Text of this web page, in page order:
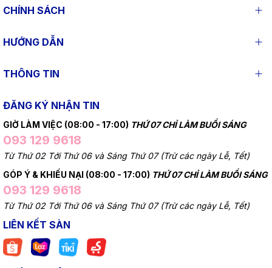
CHÍNH SÁCH
HƯỚNG DẪN
THÔNG TIN
ĐĂNG KÝ NHẬN TIN
GIỜ LÀM VIỆC (08:00 - 17:00) THỨ 07 CHỈ LÀM BUỔI SÁNG
093 129 9618
Từ Thứ 02 Tới Thứ 06 và Sáng Thứ 07 (Trừ các ngày Lễ, Tết)
GÓP Ý & KHIẾU NẠI (08:00 - 17:00) THỨ 07 CHỈ LÀM BUỔI SÁNG
093 129 9618
Từ Thứ 02 Tới Thứ 06 và Sáng Thứ 07 (Trừ các ngày Lễ, Tết)
LIÊN KẾT SÀN